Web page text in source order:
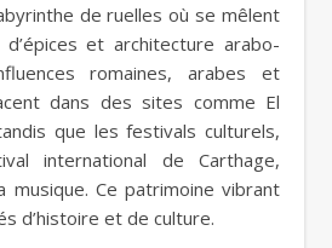
de ruelles où se mêlent
et architecture arabo-
romaines, arabes et
dans des sites comme El
que les festivals culturels,
international de Carthage,
musique. Ce patrimoine vibrant
d’histoire et de culture.